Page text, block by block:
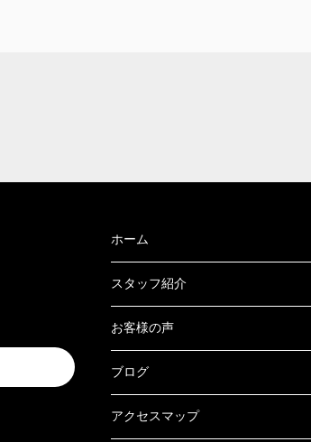
ホーム
スタッフ紹介
お客様の声
ブログ
アクセスマップ